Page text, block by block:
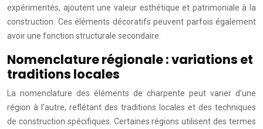
expérimentés, ajoutent une valeur esthétique et patrimoniale à la
construction. Ces éléments décoratifs peuvent parfois également
avoir une fonction structurale secondaire.
Nomenclature régionale : variations et
traditions locales
La nomenclature des éléments de charpente peut varier d’une
région à l’autre, reflétant des traditions locales et des techniques
de construction spécifiques. Certaines régions utilisent des termes